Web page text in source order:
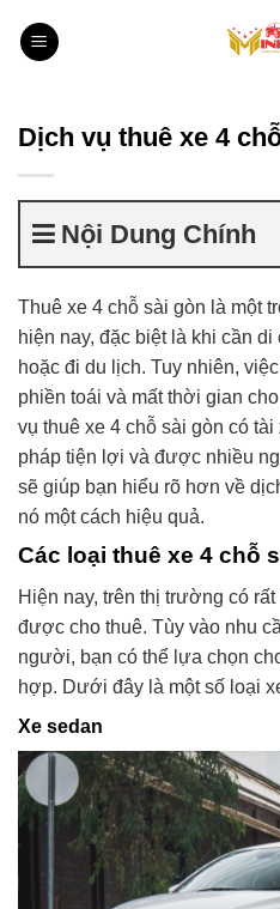
qua
Dịch vụ thuê xe 4
Nội Dung Chính
Thuê xe 4 chỗ sài gòn là một
hiện nay, đặc biệt là khi cần
hoặc đi du lịch. Tuy nhiên,
phiền toái và mất thời gian
vụ thuê xe 4 chỗ sài gòn có
pháp tiện lợi và được nhiều
sẽ giúp bạn hiểu rõ hơn về
nó một cách hiệu quả.
Các loại thuê xe 4 chỗ
Hiện nay, trên thị trường có
được cho thuê. Tùy vào nhu
người, bạn có thể lựa chọn
hợp. Dưới đây là một số loại
Xe sedan